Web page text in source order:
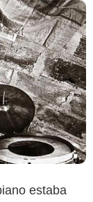
estaba